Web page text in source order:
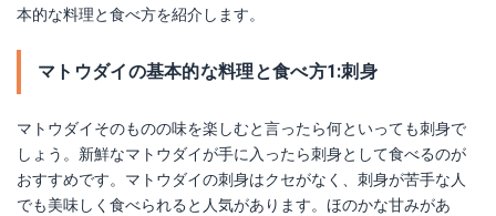
本的な料理と食べ方を紹介します。
マトウダイの基本的な料理と食べ方1:刺身
マトウダイそのものの味を楽しむと言ったら何といっても刺身で
しょう。新鮮なマトウダイが手に入ったら刺身として食べるのが
おすすめです。マトウダイの刺身はクセがなく、刺身が苦手な人
でも美味しく食べられると人気があります。ほのかな甘みがあ